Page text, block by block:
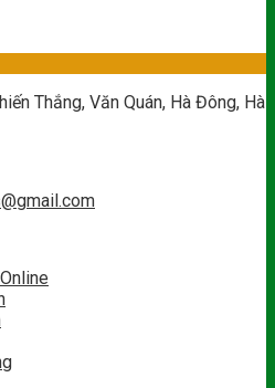
Thắng, Văn Quán, Hà Đông, Hà